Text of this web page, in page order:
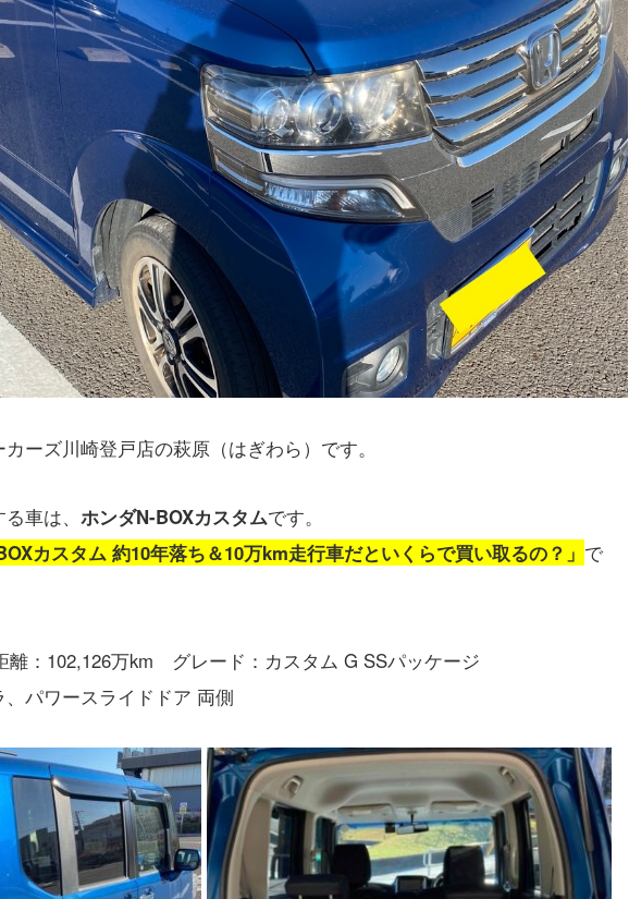
ーズ川崎登戸店の萩原（はぎわら）です。
車は、 ホンダN-BOXカスタムです。
カスタム 約10年落ち＆10万km走行車だといくらで買い取るの？」 で
：102,126万km グレード：カスタム G SSパッケージ
パワースライドドア 両側